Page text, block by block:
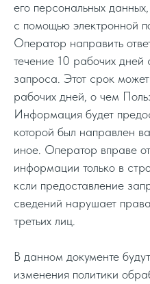
его персональных
с помощью электронной
Оператор направить
течение 10 рабочих дней
запроса. Этот срок
рабочих дней, о чем
Информация будет
которой был направлен
иное. Оператор вправе
информации только в
ксли предоставление
сведений нарушает
третьих лиц.
В данном документе
изменения политики